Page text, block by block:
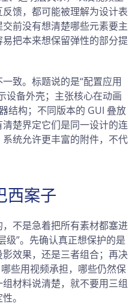
馈，都可能被理解为设计表
前没有想清楚哪些元素要主
把本来想保留弹性的部分提
致。标题说的是“配置应用
设备外壳；主张核心在动画
结构；不同版本的 GUI 叠放
楚界定它们是同一设计的连
统允许更丰富的附件，不代
西案子
不是急着把所有素材都塞进
级”。先确认真正想保护的是
效果，还是三者组合；再决
些用视频承担，哪些仍然保
材料说清楚，就不要用三组
。